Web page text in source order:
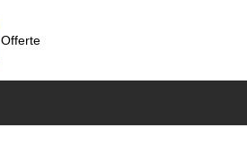
Offerte